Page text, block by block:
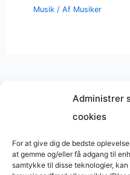
Administrer
cookies
For at give dig de bedste
at gemme og/eller få adgang til
samtykke til disse teknologier,
Musik / Af Musiker
Musik på
Copyright ©
Udviklet af